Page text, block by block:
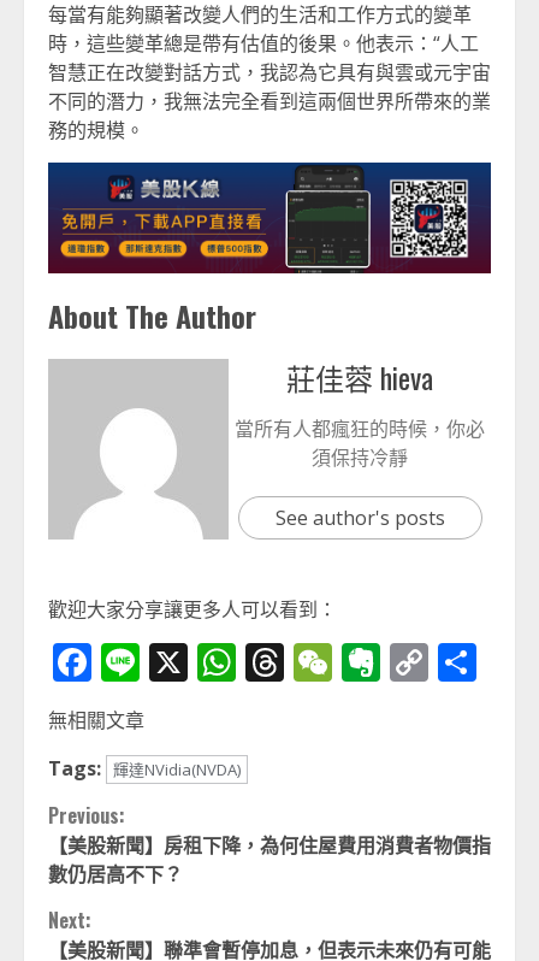
每當有能夠顯著改變人們的生活和工作方式的變革
時，這些變革總是帶有估值的後果。他表示：“人工
智慧正在改變對話方式，我認為它具有與雲或元宇宙
不同的潛力，我無法完全看到這兩個世界所帶來的業
務的規模。
About The Author
莊佳蓉 hieva
當所有人都瘋狂的時候，你必
須保持冷靜
See author's posts
歡迎大家分享讓更多人可以看到：
Facebook
Line
X WhatsApp
Threads
WeChat
Evernote
Copy
無相關文章
Tags: 輝達NVidia(NVDA)
Continue
Reading
Previous:
【美股新聞】房租下降，為何住屋費用消費者物價指
數仍居高不下？
Next:
【美股新聞】聯準會暫停加息，但表示未來仍有可能